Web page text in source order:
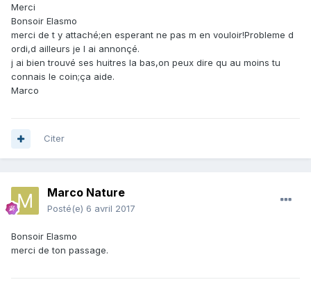
Merci
Bonsoir Elasmo
merci de t y attaché;en esperant ne pas m en vouloir!Probleme d
ordi,d ailleurs je l ai annonçé.
j ai bien trouvé ses huitres la bas,on peux dire qu au moins tu
connais le coin;ça aide.
Marco
Citer
Marco Nature
Posté(e) 6 avril 2017
Bonsoir Elasmo
merci de ton passage.